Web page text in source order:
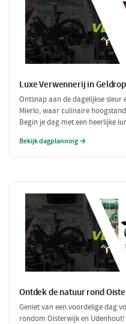
Luxe Verwennerij in
Ontsnap aan de dagelijkse sleur
Mierlo, waar culinaire
Begin je dag met een heerlijke
compleet met een ontspannen
Bekijk dagplanning →
Ontdek de natuur rond
Geniet van een voordelige dag
rondom Oisterwijk en